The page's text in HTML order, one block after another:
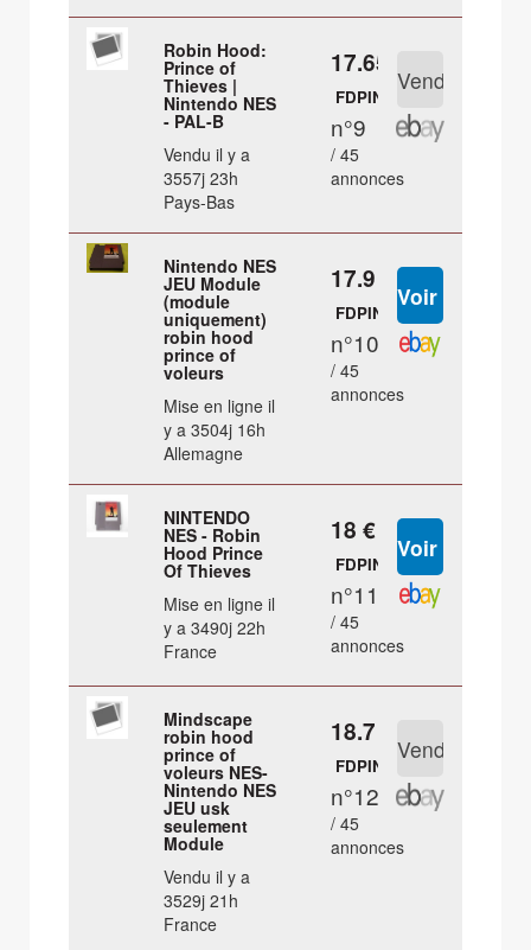
Robin Hood:
Prince of
Thieves |
Nintendo NES
- PAL-B
Vendu il y a
3557j 23h
Pays-Bas
17.65 €
FDPIN
n°9
/ 45
annonces
Nintendo NES
JEU Module
(module
uniquement)
robin hood
prince of
voleurs
Mise en ligne il
y a 3504j 16h
Allemagne
17.9 €
FDPIN
n°10
/ 45
annonces
NINTENDO
NES - Robin
Hood Prince
Of Thieves
Mise en ligne il
y a 3490j 22h
France
18 €
FDPIN
n°11
/ 45
annonces
Mindscape
robin hood
prince of
voleurs NES-
Nintendo NES
JEU usk
seulement
Module
Vendu il y a
3529j 21h
France
18.7 €
FDPIN
n°12
/ 45
annonces